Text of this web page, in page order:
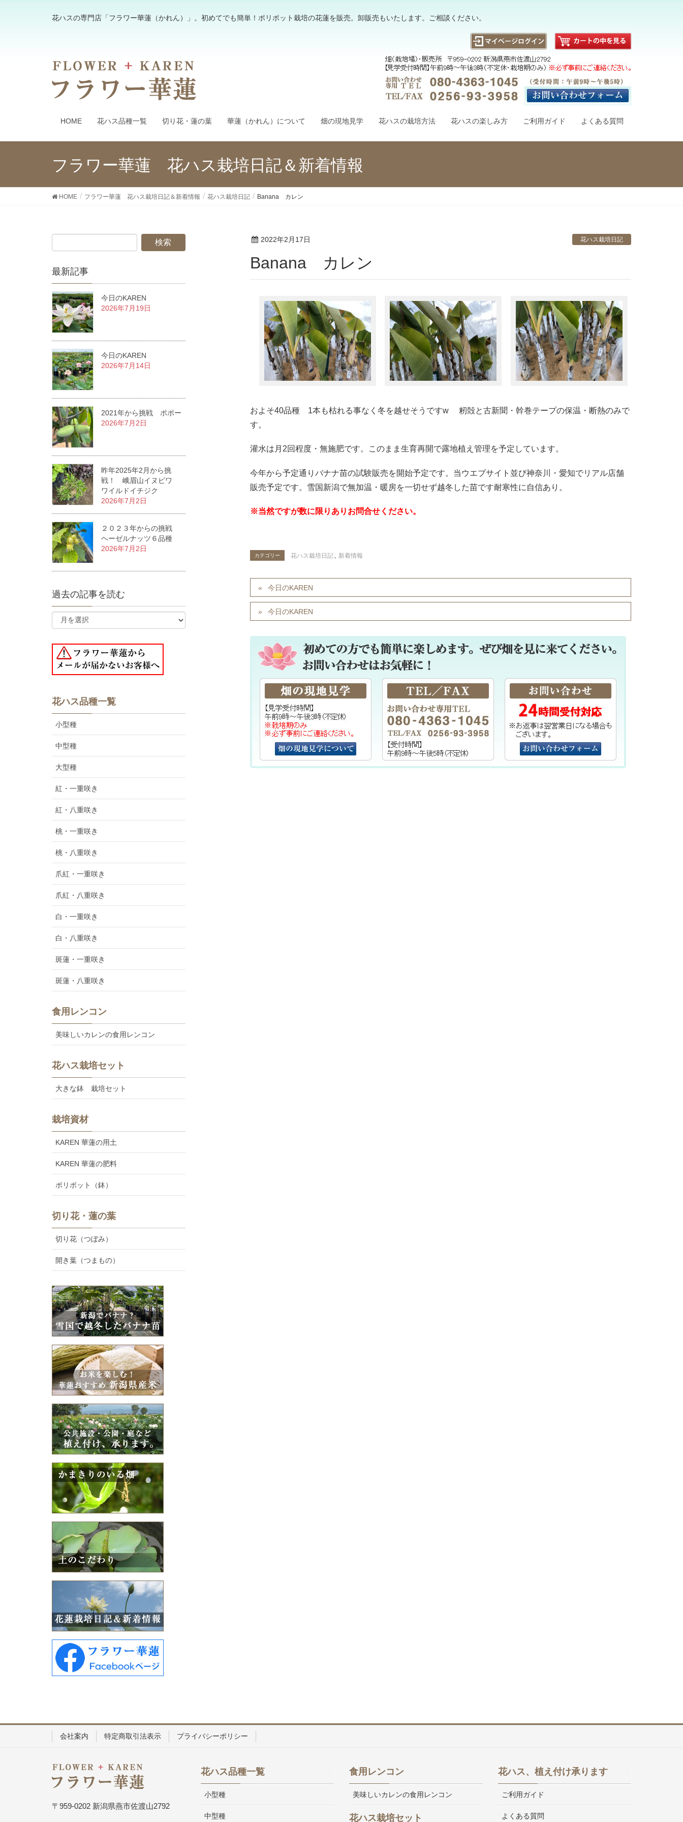
花ハスの専門店「フラワー華蓮（かれん）」。初めてでも簡単！ポリポット栽培の花蓮を販売。卸販売もいたします。ご相談ください。
HOME 花ハス品種一覧 切り花・蓮の葉 華蓮（かれん）について 畑の現地見学 花ハスの栽培方法 花ハスの楽しみ方 ご利用ガイド よくある質問
フラワー華蓮 花ハス栽培日記＆新着情報
HOME フラワー華蓮 花ハス栽培日記＆新着情報 花ハス栽培日記 Banana カレン
2022年2月17日 花ハス栽培日記
Banana カレン
およそ40品種 1本も枯れる事なく冬を越せそうですw 籾殻と古新聞・幹巻テープの保温・断熱のみで
す。
灌水は月2回程度・無施肥です。このまま生育再開で露地植え管理を予定しています。
今年から予定通りバナナ苗の試験販売を開始予定です。当ウエブサイト並び神奈川・愛知でリアル店舗
販売予定です。雪国新潟で無加温・暖房を一切せず越冬した苗です耐寒性に自信あり。
※当然ですが数に限りありお問合せください。
カテゴリー 花ハス栽培日記 , 新着情報
今日のKAREN
今日のKAREN
最新記事
今日のKAREN
2026年7月19日
今日のKAREN
2026年7月14日
2021年から挑戦 ポポー
2026年7月2日
昨年2025年2月から挑
戦！ 峨眉山イヌビワ
ワイルドイチジク
2026年7月2日
２０２３年からの挑戦
ヘーゼルナッツ６品種
2026年7月2日
過去の記事を読む
花ハス品種一覧
小型種
中型種
大型種
紅・一重咲き
紅・八重咲き
桃・一重咲き
桃・八重咲き
爪紅・一重咲き
爪紅・八重咲き
白・一重咲き
白・八重咲き
斑蓮・一重咲き
斑蓮・八重咲き
食用レンコン
美味しいカレンの食用レンコン
花ハス栽培セット
大きな鉢 栽培セット
栽培資材
KAREN 華蓮の用土
KAREN 華蓮の肥料
ポリポット（鉢）
切り花・蓮の葉
切り花（つぼみ）
開き葉（つまもの）
会社案内 特定商取引法表示 プライバシーポリシー
〒959-0202 新潟県燕市佐渡山2792
花ハス品種一覧
小型種
中型種
食用レンコン
美味しいカレンの食用レンコン
花ハス栽培セット
花ハス、植え付け承ります
ご利用ガイド
よくある質問